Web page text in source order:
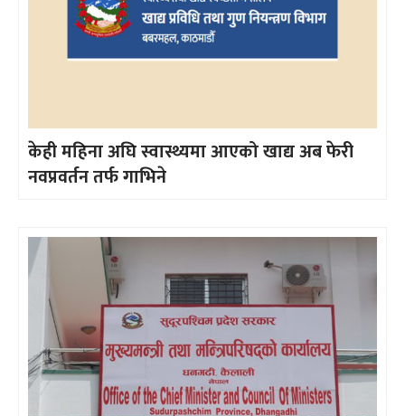
केही महिना अघि स्वास्थ्यमा आएको खाद्य अब फेरी
नवप्रवर्तन तर्फ गाभिने